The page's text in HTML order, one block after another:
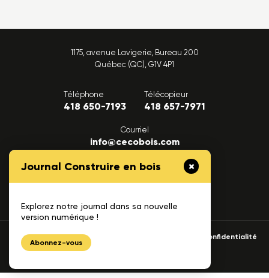
Journal Construire en bois
Explorez notre journal dans sa nouvelle
version numérique !
Abonnez-vous
1175, avenue Lavigerie, Bureau 200
Québec (QC), G1V 4P1
Téléphone
418 650-7193
Télécopieur
418 657-7971
Courriel
info@cecobois.com
FAQ Nous joindre
© 2026 cecobois Politique de confidentialité